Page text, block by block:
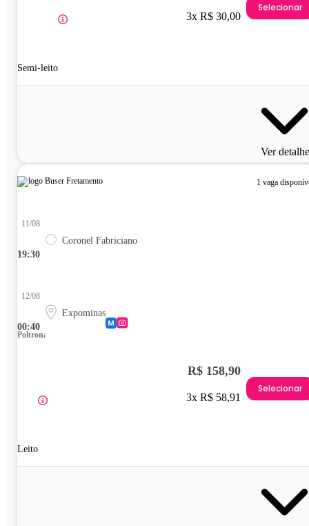
Semi-leito
3x R$ 30,00
Selecionar
Ver
1 vaga
19:30
11/08
Coronel Fabriciano
00:40
12/08
Expominas
Poltrona
Leito
R$ 158,90
3x R$ 58,91
Selecionar